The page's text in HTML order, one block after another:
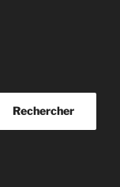
Rechercher